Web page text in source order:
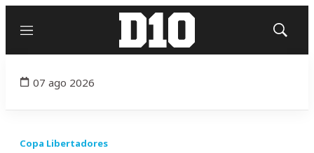
Menú
Mostrar
07 ago 2026
Copa Libertadores